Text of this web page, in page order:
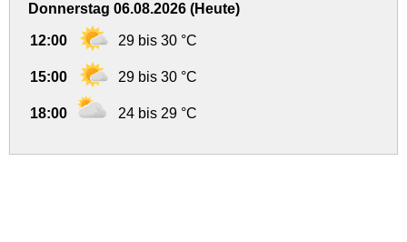
Donnerstag 06.08.2026 (Heute)
12:00 29 bis 30 °C
15:00 29 bis 30 °C
18:00 24 bis 29 °C